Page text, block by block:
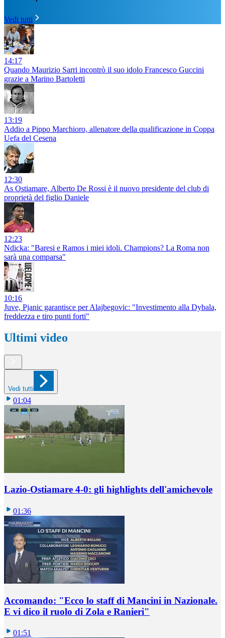
Vedi tutti
14:17
Quando Maurizio Sarri incontrò il suo idolo Francesco Guccini
grazie a Marino Bartoletti
13:19
Addio a Pippo Marchioro, allenatore della qualificazione in Coppa
Uefa del Cesena
12:30
As Ostiamare, Alberto De Rossi è il nuovo presidente del club di
proprietà del figlio Daniele
12:23
Ndicka: "Baresi e Ramos i miei idoli. Champions? La Roma non
sarà una comparsa"
10:16
Juve, Pjanic garantisce per Alajbegovic: "Investimento alla Dybala,
freddezza e tiro punti forti"
Ultimi video
Vedi tutti
01:04
Lazio-Ostiamare 4-0: gli highlights dell'amichevole
01:36
Accomando: "Ecco lo staff di Mancini in Nazionale.
E vi dico il ruolo di Zola e Ranieri"
01:51